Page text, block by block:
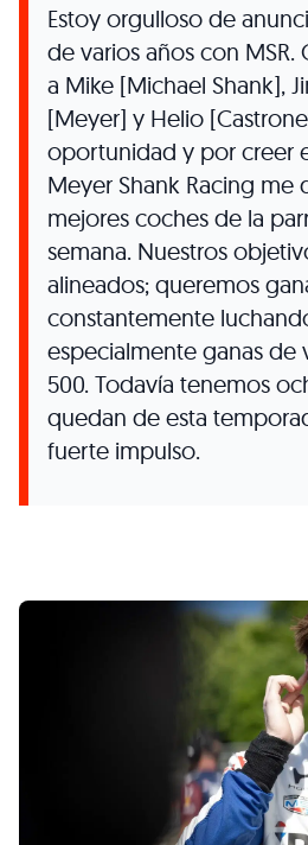
Estoy orgulloso de
de varios años con
a Mike [Michael Shank],
[Meyer] y Helio
oportunidad y por creer
Meyer Shank Racing me
mejores coches de la
semana. Nuestros
alineados; queremos
constantemente
especialmente ganas de
500. Todavía tenemos
quedan de esta
fuerte impulso.